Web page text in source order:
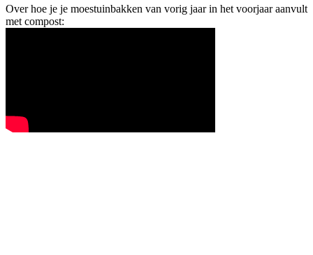
Over hoe je je moestuinbakken van vorig jaar in het voorjaar aanvult
met compost: